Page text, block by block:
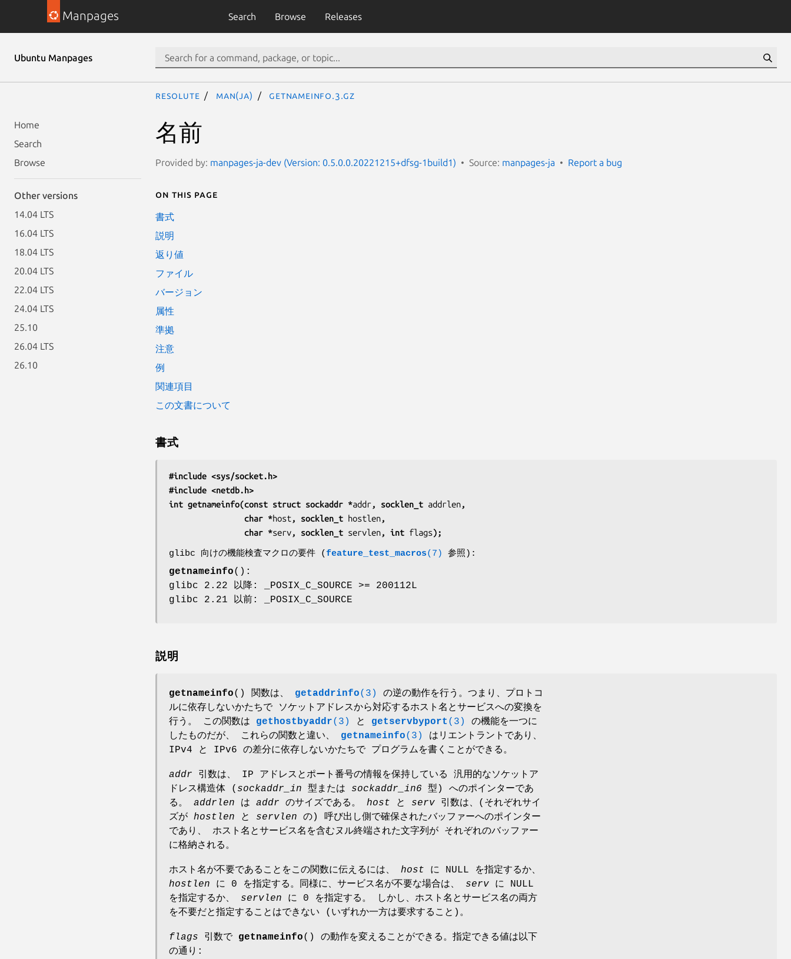
Manpages Search Browse Releases
Ubuntu Manpages
Home
Search
Browse
Other versions
14.04 LTS
16.04 LTS
18.04 LTS
20.04 LTS
22.04 LTS
24.04 LTS
25.10
26.04 LTS
26.10
resolute man(ja) getnameinfo.3.gz
名前
Provided by: manpages-ja-dev (Version: 0.5.0.0.20221215+dfsg-1build1) Source: manpages-ja Report a bug
On this page
書式
説明
返り値
ファイル
バージョン
属性
準拠
注意
例
関連項目
この文書について
書式
#include <sys/socket.h>
#include <netdb.h>
int getnameinfo(const struct sockaddr *addr, socklen_t addrlen,
                char *
host, socklen_t hostlen,
                char *
serv, socklen_t servlen, int flags);
glibc 向けの機能検査マクロの要件 (feature_test_macros(7) 参照):
getnameinfo():
glibc 2.22 以降: _POSIX_C_SOURCE >= 200112L
glibc 2.21 以前: _POSIX_C_SOURCE
説明
getnameinfo() 関数は、 getaddrinfo(3)
の逆の動作を行う。つまり、プロトコ
ルに依存しないかたちで ソケットアドレスから対応するホスト名とサービスへの変換を
行う。 この関数は gethostbyaddr(3) と getservbyport (3)
の機能を一つに
したものだが、 これらの関数と違い、 getnameinfo(3)
はリエントラントであり、
IPv4 と IPv6 の差分に依存しないかたちで プログラムを書くことができる。
addr 引数は、 IP アドレスとポート番号の情報を保持している 汎用的なソケットア
ドレス構造体 ( sockaddr_in 型または sockaddr_in6 型) へのポインターであ
る。 addrlen は addr のサイズである。 host と serv 引数は、(それぞれサイ
ズが hostlen と servlen の) 呼び出し側で確保されたバッファーへのポインター
であり、 ホスト名とサービス名を含むヌル終端された文字列が それぞれのバッファー
に格納される。
ホスト名が不要であることをこの関数に伝えるには、 host に NULL を指定するか、
hostlen に 0 を指定する。同様に、サービス名が不要な場合は、 serv に NULL
を指定するか、 servlen に 0 を指定する。 しかし、ホスト名とサービス名の両方
を不要だと指定することはできない (いずれか一方は要求すること)。
flags 引数で getnameinfo() の動作を変えることができる。指定できる値は以下
の通り: